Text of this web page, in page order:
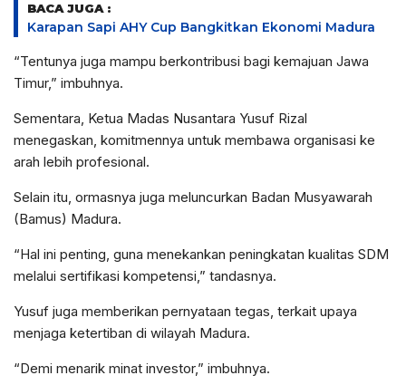
BACA JUGA :
Karapan Sapi AHY Cup Bangkitkan Ekonomi Madura
“Tentunya juga mampu berkontribusi bagi kemajuan Jawa
Timur,” imbuhnya.
Sementara, Ketua Madas Nusantara Yusuf Rizal
menegaskan, komitmennya untuk membawa organisasi ke
arah lebih profesional.
Selain itu, ormasnya juga meluncurkan Badan Musyawarah
(Bamus) Madura.
“Hal ini penting, guna menekankan peningkatan kualitas SDM
melalui sertifikasi kompetensi,” tandasnya.
Yusuf juga memberikan pernyataan tegas, terkait upaya
menjaga ketertiban di wilayah Madura.
“Demi menarik minat investor,” imbuhnya.